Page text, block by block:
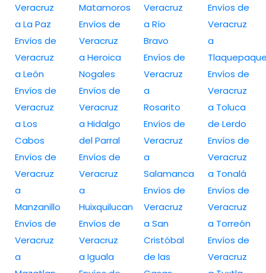
Veracruz
a La Paz
Envíos de
Veracruz
a León
Envíos de
Veracruz
a Los
Cabos
Envíos de
Veracruz
a
Manzanillo
Envíos de
Veracruz
a
Matamoros
Envíos de
Veracruz
a Heroica
Nogales
Envíos de
Veracruz
a Hidalgo
del Parral
Envíos de
Veracruz
a
Huixquilucan
Envíos de
Veracruz
a Iguala
Veracruz
a Río
Bravo
Envíos de
Veracruz
a
Rosarito
Envíos de
Veracruz
a
Salamanca
Envíos de
Veracruz
a San
Cristóbal
de las
Envíos de
Veracruz
a
Envíos de
Veracruz
a Toluca
de Lerdo
Envíos de
Veracruz
a Tonalá
Envíos de
Veracruz
a Torreón
Envíos de
Veracruz